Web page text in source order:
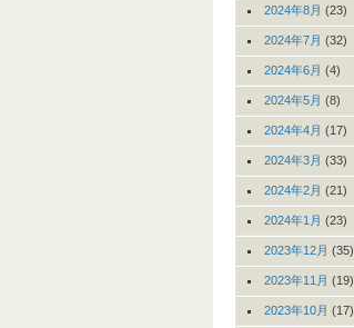
2024年8月 (23)
2024年7月 (32)
2024年6月 (4)
2024年5月 (8)
2024年4月 (17)
2024年3月 (33)
2024年2月 (21)
2024年1月 (23)
2023年12月 (35)
2023年11月 (19)
2023年10月 (17)